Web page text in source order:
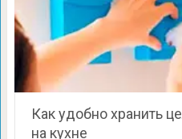
Как удобно хранить
на кухне